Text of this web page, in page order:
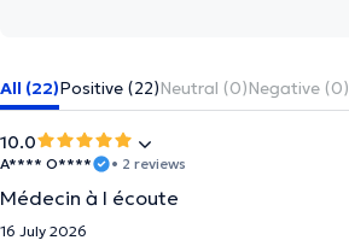
All (22)Positive (22)Neutral (0)Negative (0)
10.0
A**** O**** • 2 reviews
Médecin à l écoute
16 July 2026